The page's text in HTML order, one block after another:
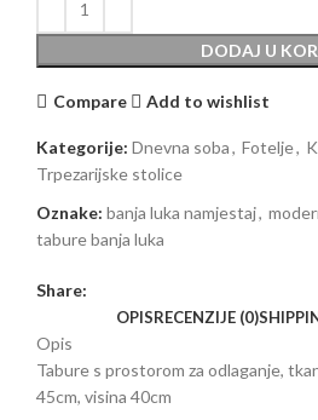
DODAJ U
Compare Add to wishlist
Kategorije: Dnevna soba, Fotelje,
Trpezarijske stolice
Oznake: banja luka namjestaj,
tabure banja luka
Share:
OPISRECENZIJE (0)
Opis
Tabure s prostorom za odlaganje,
45cm, visina 40cm